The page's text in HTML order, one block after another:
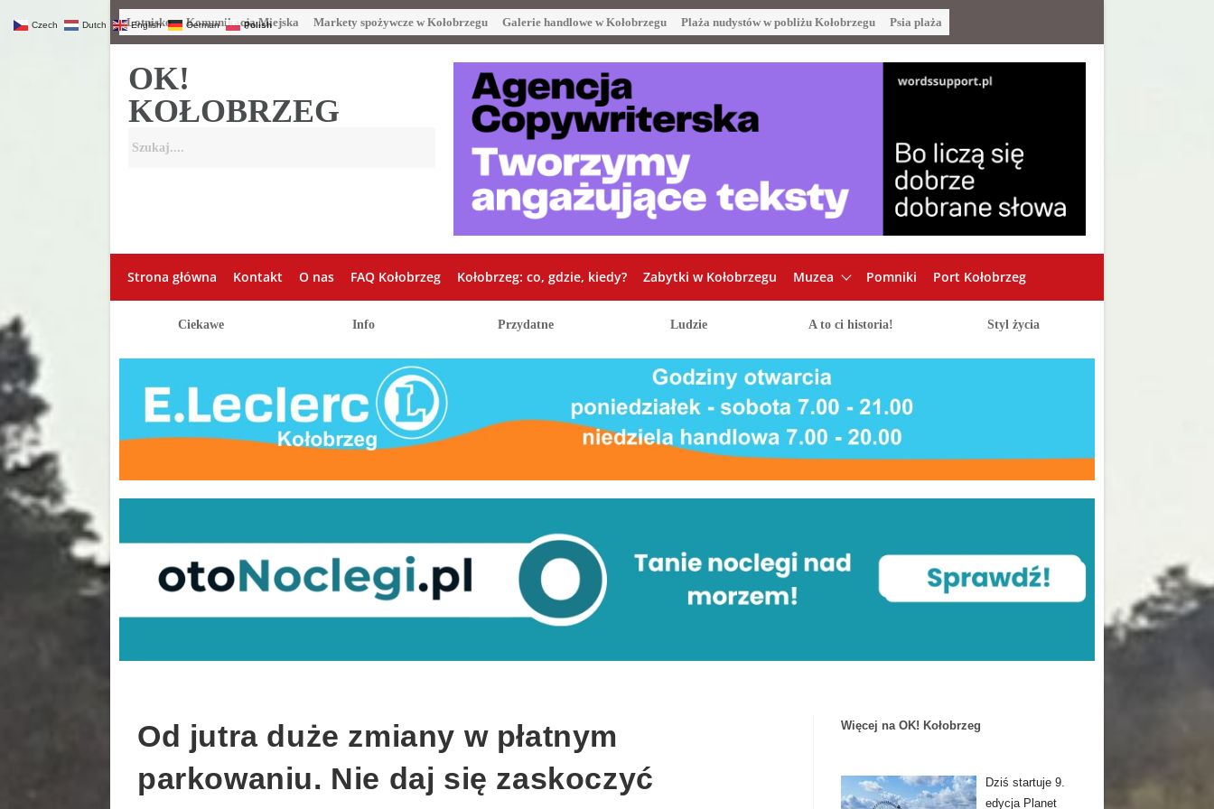
Lotnisko Komunikacja Miejska Markety spożywcze w Kołobrzegu Galerie handlowe w Kołobrzegu Plaża nudystów w pobliżu Kołobrzegu Psia plaża
OK!
KOŁOBRZEG
Strona główna Kontakt O nas FAQ Kołobrzeg Kołobrzeg: co, gdzie, kiedy? Zabytki w Kołobrzegu Muzea Pomniki Port Kołobrzeg
Ciekawe Info Przydatne Ludzie A to ci historia! Styl życia
Od jutra duże zmiany w płatnym
parkowaniu. Nie daj się zaskoczyć
Więcej na OK! Kołobrzeg
Dziś startuje 9.
edycja Planet
Czech Dutch English German Polish